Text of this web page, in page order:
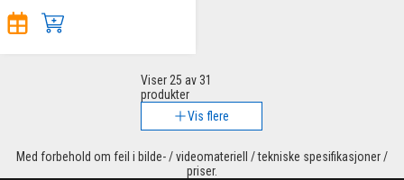
Viser25 av 31
produkter
Vis flere
Med forbehold om feil i bilde- / videomateriell / tekniske spesifikasjoner /
priser.